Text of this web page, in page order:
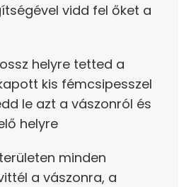
vidd fel őket a
helyre tetted a
kis fémcsipesszel
le azt a vászonról és
helyre
minden
a vászonra, a